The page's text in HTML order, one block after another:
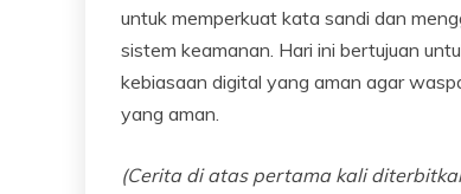
untuk memperkuat kata sandi dan
sistem keamanan. Hari ini bertujuan
kebiasaan digital yang aman agar
yang aman.
(Cerita di atas pertama kali